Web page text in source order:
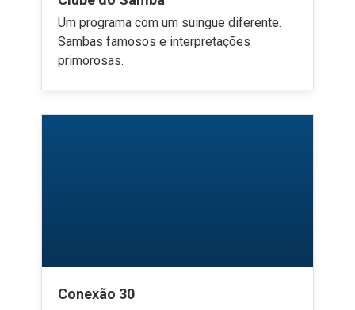
Um programa com um suingue diferente.
Sambas famosos e interpretações
primorosas.
Conexão 30